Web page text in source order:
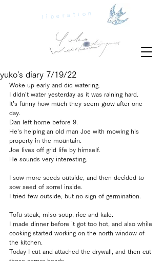
liberation
yuko's diary 7/19/22
Woke up early and did watering.
I didn’t water yesterday as it was raining hard.
It’s funny how much they seem grow after one
day.
Dan left home before 9.
He’s helping an old man Joe with mowing his
property in the mountain.
Joe lives off grid life by himself.
He sounds very interesting.
I sow more seeds outside, and then decided to
sow seed of sorrel inside.
I tried few outside, but no sign of germination.
Tofu steak, miso soup, rice and kale.
I made dinner before it got too hot, and also while
cooking started working on the north window of
the kitchen.
Today I cut and attached the drywall, and then cut